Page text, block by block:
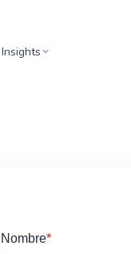
Insights
Nombre*